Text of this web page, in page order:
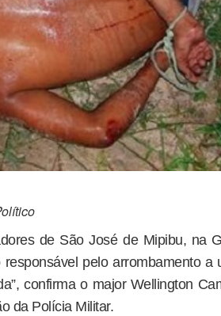
de São José de Mipibu, na
pelo arrombamento a
confirma o major Wellington
da Polícia Militar.